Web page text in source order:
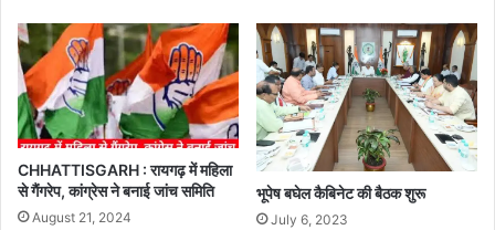
CHHATTISGARH : रायगढ़ में महिला
से गैंगरेप, कांग्रेस ने बनाई जांच समिति
August 21, 2024
भूपेष बघेल कैबिनेट की बैठक शुरू
July 6, 2023